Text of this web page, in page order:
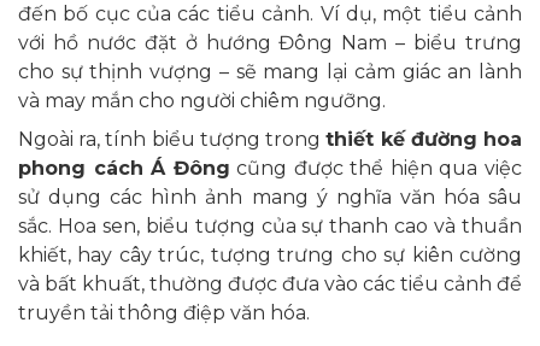
đến bố cục của các tiểu cảnh. Ví dụ, một tiểu cảnh
với hồ nước đặt ở hướng Đông Nam – biểu trưng
cho sự thịnh vượng – sẽ mang lại cảm giác an lành
và may mắn cho người chiêm ngưỡng.
Ngoài ra, tính biểu tượng trongthiết kế đường hoa
phong cách Á Đông cũng được thể hiện qua việc
sử dụng các hình ảnh mang ý nghĩa văn hóa sâu
sắc. Hoa sen, biểu tượng của sự thanh cao và thuần
khiết, hay cây trúc, tượng trưng cho sự kiên cường
và bất khuất, thường được đưa vào các tiểu cảnh để
truyền tải thông điệp văn hóa.